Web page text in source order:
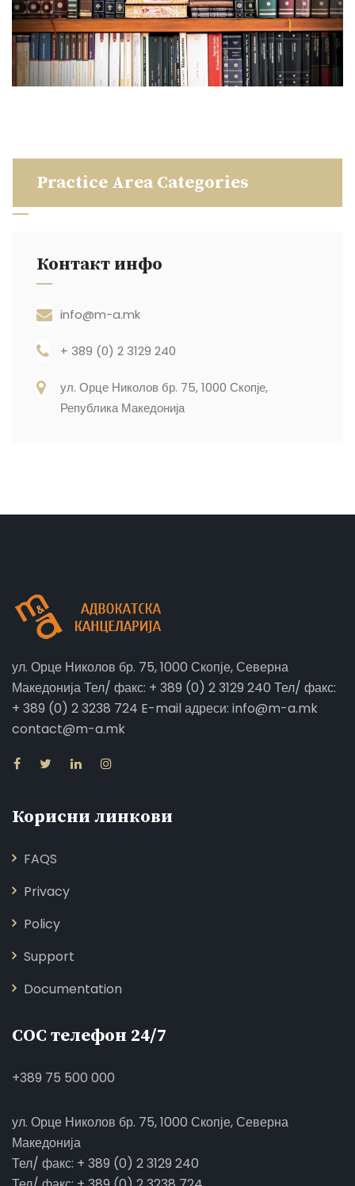
Practice Area Categories
Контакт инфо
info@m-a.mk
+ 389 (0) 2 3129 240
ул. Орце Николов бр. 75, 1000 Скопје,
Република Македонија
ул. Орце Николов бр. 75, 1000 Скопје, Северна
Македонија Тел/ факс: + 389 (0) 2 3129 240 Тел/ факс:
+ 389 (0) 2 3238 724 E-mail адреси: info@m-a.mk
contact@m-a.mk
Корисни линкови
FAQS
Privacy
Policy
Support
Documentation
СОС телефон 24/7
+389 75 500 000
ул. Орце Николов бр. 75, 1000 Скопје, Северна
Македонија
Тел/ факс: + 389 (0) 2 3129 240